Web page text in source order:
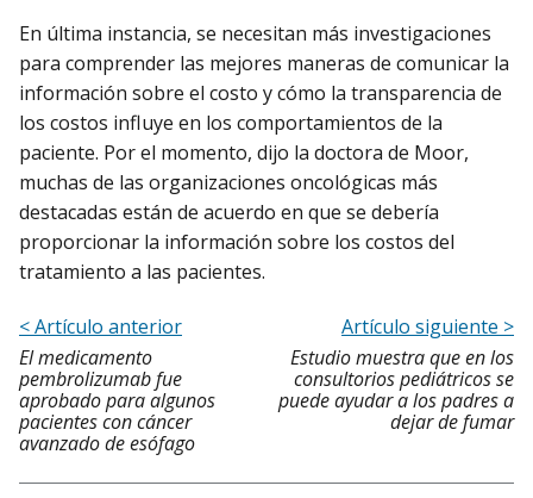
En última instancia, se necesitan más investigaciones
para comprender las mejores maneras de comunicar la
información sobre el costo y cómo la transparencia de
los costos influye en los comportamientos de la
paciente. Por el momento, dijo la doctora de Moor,
muchas de las organizaciones oncológicas más
destacadas están de acuerdo en que se debería
proporcionar la información sobre los costos del
tratamiento a las pacientes.
< Artículo anterior
El medicamento
pembrolizumab fue
aprobado para algunos
pacientes con cáncer
avanzado de esófago
Artículo siguiente >
Estudio muestra que en los
consultorios pediátricos se
puede ayudar a los padres a
dejar de fumar